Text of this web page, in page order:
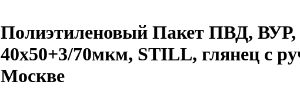
Полиэтиленовый Пакет ПВД, ВУР,
40х50+3/70мкм, STILL, глянец с
Москве